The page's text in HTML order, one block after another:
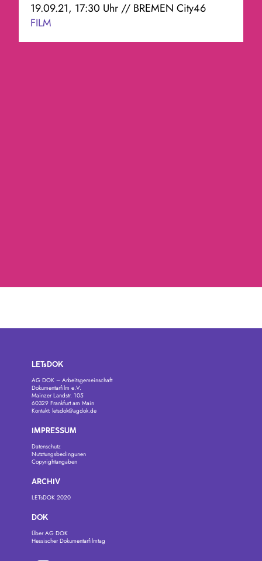
19.09.21, 17:30 Uhr // BREMEN City46
FILM
LETsDOK
AG DOK – Arbeitsgemeinschaft
Dokumentarfilm e.V.
Mainzer Landstr. 105
60329 Frankfurt am Main
Kontakt: letsdok@agdok.de
IMPRESSUM
Datenschutz
Nutztungsbedingunen
Copyrightangaben
ARCHIV
LETsDOK 2020
DOK
Über AG DOK
Hessischer Dokumentarfilmtag